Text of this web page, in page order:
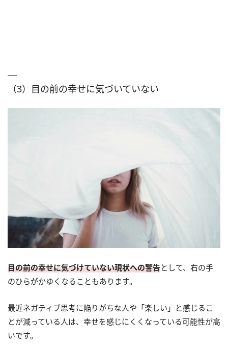
（3）目の前の幸せに気づいていない
目の前の幸せに気づけていない現状への警告として、右の手
のひらがかゆくなることもあります。
最近ネガティブ思考に陥りがちな人や「楽しい」と感じるこ
とが減っている人は、幸せを感じにくくなっている可能性が高
いです。